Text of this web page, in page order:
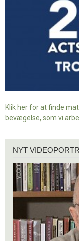
Klik her for at finde
bevægelse, som vi
videoportræt
NYT